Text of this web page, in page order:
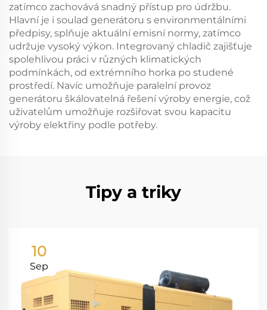
zatímco zachovává snadný přístup pro údržbu.
Hlavní je i soulad generátoru s environmentálními
předpisy, splňuje aktuální emisní normy, zatímco
udržuje vysoký výkon. Integrovaný chladič zajišťuje
spolehlivou práci v různých klimatických
podmínkách, od extrémního horka po studené
prostředí. Navíc umožňuje paralelní provoz
generátoru škálovatelná řešení výroby energie, což
uživatelům umožňuje rozšiřovat svou kapacitu
výroby elektřiny podle potřeby.
Tipy a triky
10
Sep